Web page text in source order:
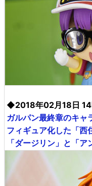
◆2018年02月18日
ガルパン最終章のキャ
フィギュア化した「西
「ダージリン」と「